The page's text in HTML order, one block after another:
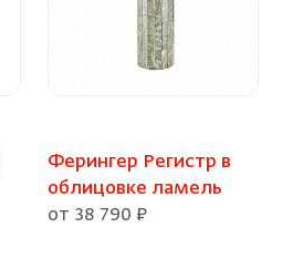
Ферингер Регистр в
облицовке ламель
от 38 790 ₽